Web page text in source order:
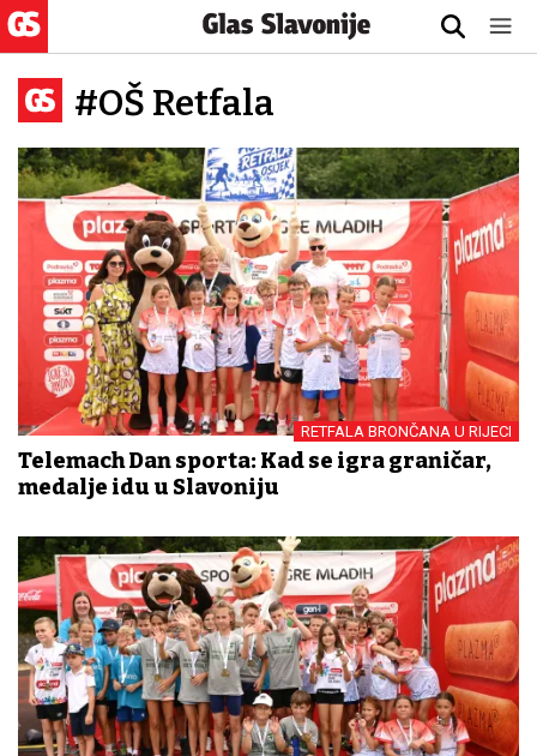
#OŠ Retfala
RETFALA BRONČANA U RIJECI
Telemach Dan sporta: Kad se igra graničar,
medalje idu u Slavoniju